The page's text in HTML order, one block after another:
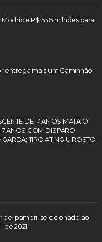
e R$ 536 milhões para
entrega mais um Caminhão
DE 17 ANOS MATA O
ANOS COM DISPARO
TIRO ATINGIU ROSTO
de Ipameri, selecionado ao
de 2021